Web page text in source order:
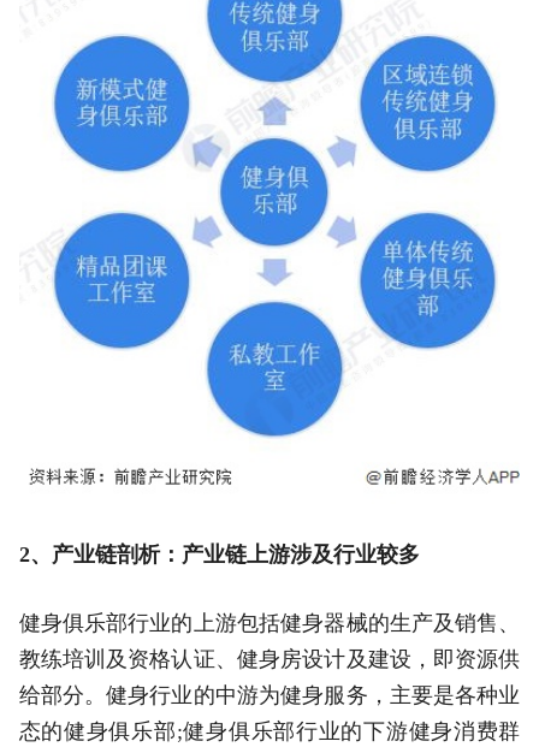
2、产业链剖析：产业链上游涉及行业较多
健身俱乐部行业的上游包括健身器械的生产及销售、
教练培训及资格认证、健身房设计及建设，即资源供
给部分。健身行业的中游为健身服务，主要是各种业
态的健身俱乐部;健身俱乐部行业的下游健身消费群